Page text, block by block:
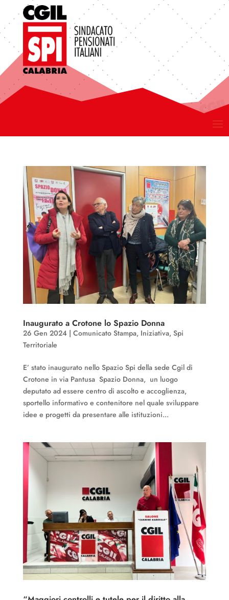
Inaugurato a Crotone lo Spazio Donna
26 Gen 2024| Comunicato Stampa, Iniziativa, Spi
Territoriale
E’ stato inaugurato nello Spazio Spi della sede Cgil di
Crotone in via Pantusa Spazio Donna, un luogo
deputato ad essere centro di ascolto e accoglienza,
sportello informativo e contenitore nel quale sviluppare
idee e progetti da presentare alle istituzioni...